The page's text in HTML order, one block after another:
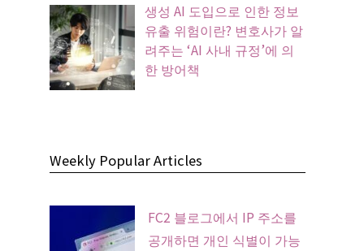
생성 AI 도입으로 인한 정보
유출 위험이란? 변호사가 알
려주는 ‘AI 사내 규정’에 의
한 방어책
Weekly Popular Articles
FC2 블로그에서 IP 주소를
공개하면 개인 식별이 가능